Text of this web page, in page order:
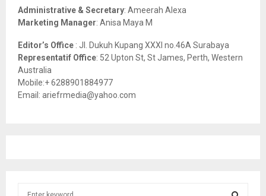
Administrative & Secretary: Ameerah Alexa
Marketing Manager: Anisa Maya M
Editor’s Office : Jl. Dukuh Kupang XXXI no.46A Surabaya
Representatif Office: 52 Upton St, St James, Perth, Western
Australia
Mobile:+ 6288901884977
Email: ariefrmedia@yahoo.com